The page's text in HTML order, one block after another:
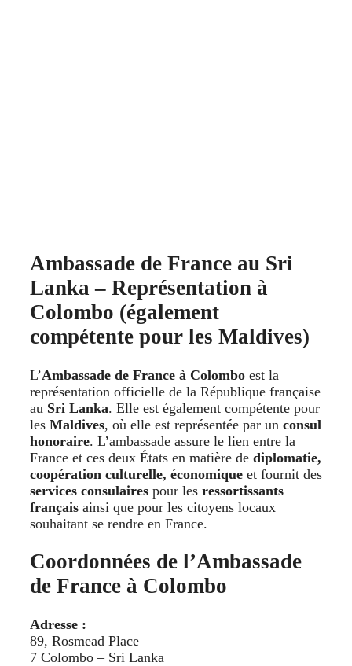
Ambassade de France au Sri
Lanka – Représentation à
Colombo (également
compétente pour les Maldives)
L’Ambassade de France à Colombo est la
représentation officielle de la République française
au Sri Lanka. Elle est également compétente pour
les Maldives, où elle est représentée par un consul
honoraire. L’ambassade assure le lien entre la
France et ces deux États en matière de diplomatie,
coopération culturelle, économique et fournit des
services consulaires pour les ressortissants
français ainsi que pour les citoyens locaux
souhaitant se rendre en France.
Coordonnées de l’Ambassade
de France à Colombo
Adresse :
89, Rosmead Place
7 Colombo – Sri Lanka